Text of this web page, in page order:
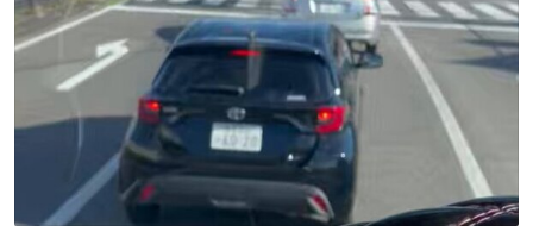
汗臭不安を解消。
数